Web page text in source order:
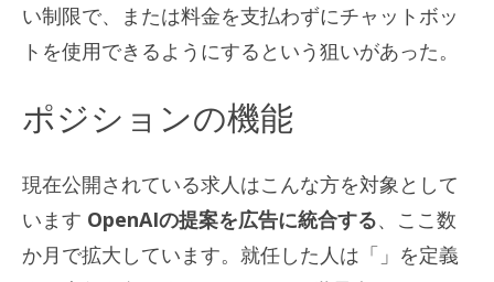
い制限で、または料金を支払わずにチャットボッ
トを使用できるようにするという狙いがあった。
ポジションの機能
現在公開されている求人はこんな方を対象として
います OpenAIの提案を広告に統合する、ここ数
か月で拡大しています。就任した人は「」を定義